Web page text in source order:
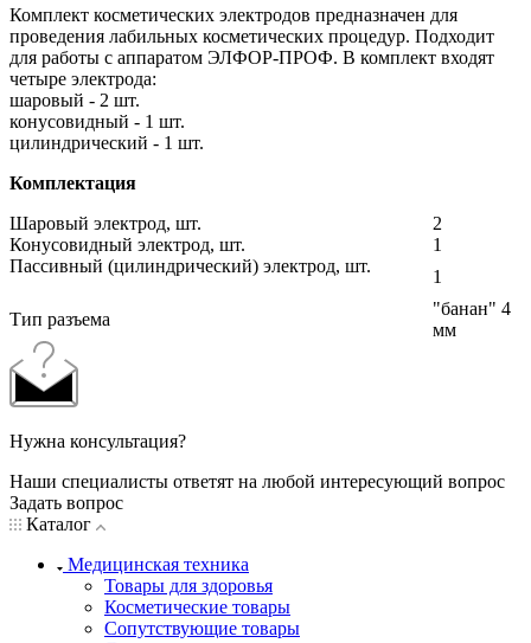
Комплект косметических электродов предназначен для
проведения лабильных косметических процедур. Подходит
для работы с аппаратом ЭЛФОР-ПРОФ. В комплект входят
четыре электрода:
шаровый - 2 шт.
конусовидный - 1 шт.
цилиндрический - 1 шт.
Комплектация
Шаровый электрод, шт.
2
Конусовидный электрод, шт.
1
Пассивный (цилиндрический) электрод, шт.
1
Тип разъема
"банан" 4
мм
Нужна консультация?
Наши специалисты ответят на любой интересующий вопрос
Задать вопрос
Каталог
Медицинская техника
Товары для здоровья
Косметические товары
Сопутствующие товары